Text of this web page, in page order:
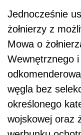
Jednocześnie
żołnierzy z
Mowa o
Wewnętrznego
węgla bez
określonego
wojskowej oraz